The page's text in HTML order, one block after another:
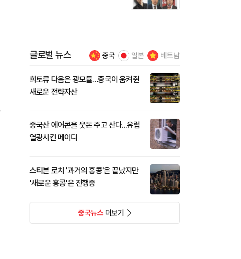
글로벌 뉴스 중국 일본 베트남
희토류 다음은 광모듈…중국이 움켜쥔
새로운 전략자산
중국산 에어콘을 웃돈 주고 산다...유럽
열광시킨 메이디
스티븐 로치 '과거의 홍콩'은 끝났지만
'새로운 홍콩'은 진행중
중국뉴스더보기